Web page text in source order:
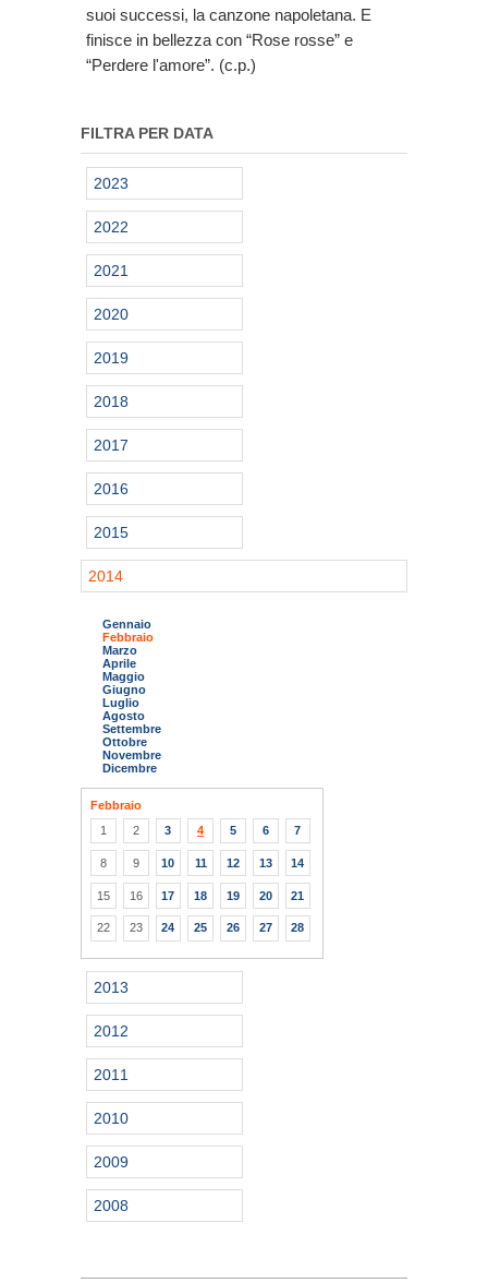
suoi successi, la canzone napoletana. E
finisce in bellezza con “Rose rosse” e
“Perdere l'amore”. (c.p.)
FILTRA PER DATA
2023
2022
2021
2020
2019
2018
2017
2016
2015
2014
Gennaio
Febbraio
Marzo
Aprile
Maggio
Giugno
Luglio
Agosto
Settembre
Ottobre
Novembre
Dicembre
Febbraio
1
2 3 4 5 6 7
8 9 10 11 12 13 14
15 16 17 18 19 20 21
22 23 24 25 26 27 28
2013
2012
2011
2010
2009
2008